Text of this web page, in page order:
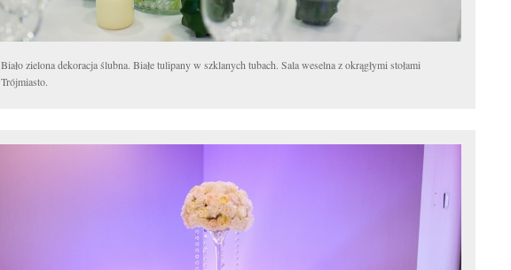
Biało zielona dekoracja ślubna. Białe tulipany w szklanych tubach. Sala weselna z okrągłymi stołami
Trójmiasto.